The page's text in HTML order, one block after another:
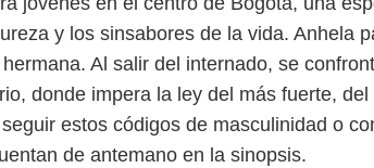
y los sinsabores de la vida. Anhela
Al salir del internado, se
donde impera la ley del más fuerte, del
estos códigos de masculinidad o
de antemano en la sinopsis.